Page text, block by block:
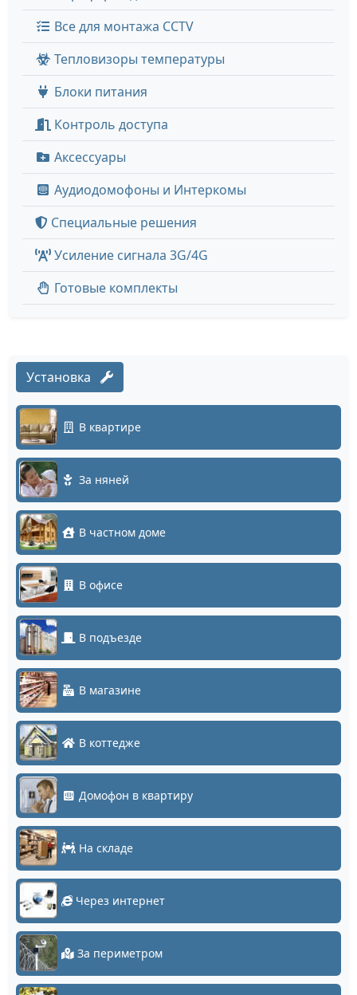
Все для монтажа CCTV
Тепловизоры температуры
Блоки питания
Контроль доступа
Аксессуары
Аудиодомофоны и Интеркомы
Специальные решения
Усиление сигнала 3G/4G
Готовые комплекты
Установка
В квартире
За няней
В частном доме
В офисе
В подъезде
В магазине
В коттедже
Домофон в квартиру
На складе
Через интернет
За периметром